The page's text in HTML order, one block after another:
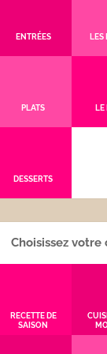
ENTRÉES LES
PLATS LE
DESSERTS
Choisissez
RECETTE DE
SAISON